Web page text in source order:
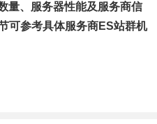
量、服务器性能及服务商信
可参考具体服务商ES站群机